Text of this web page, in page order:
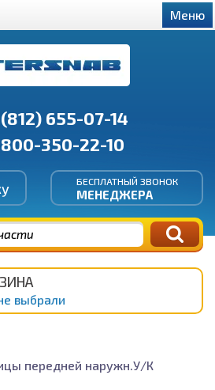
655-07-14
350-22-10
БЕСПЛАТНЫЙ ЗВОНОК
МЕНЕДЖЕРА
Меню
выбрали
передней наружн.У/К